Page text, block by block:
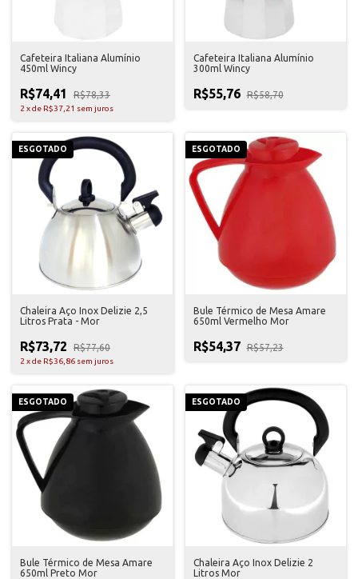
Cafeteira Italiana Alumínio
450ml Wincy
R$74,41 R$78,33
2 xde R$37,21 sem juros
Cafeteira Italiana Alumínio
300ml Wincy
R$55,76 R$58,70
ESGOTADO
Chaleira Aço Inox Delizie 2,5
Litros Prata - Mor
R$73,72 R$77,60
2 xde R$36,86 sem juros
ESGOTADO
Bule Térmico de Mesa Amare
650ml Vermelho Mor
R$54,37 R$57,23
ESGOTADO
Bule Térmico de Mesa Amare
650ml Preto Mor
ESGOTADO
Chaleira Aço Inox Delizie 2
Litros Mor